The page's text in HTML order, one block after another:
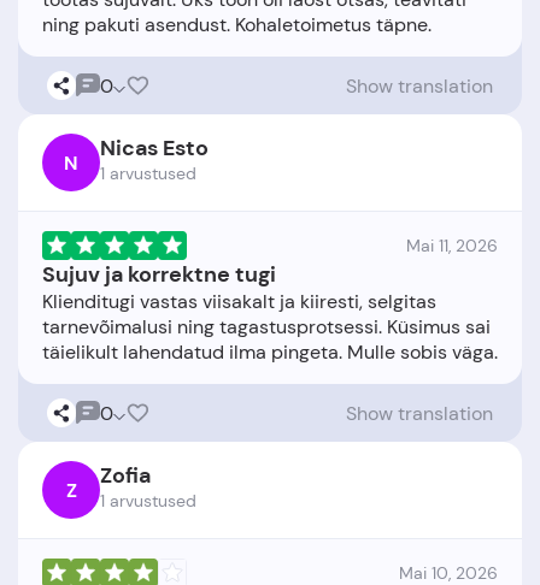
0 Show translation
N Nicas Esto
1 arvustused
Mai 11, 2026
Sujuv ja korrektne tugi
Klienditugi vastas viisakalt ja kiiresti, selgitas
tarnevõimalusi ning tagastusprotsessi. Küsimus sai
0 Show translation
Z Zofia
1 arvustused
Mai 10, 2026